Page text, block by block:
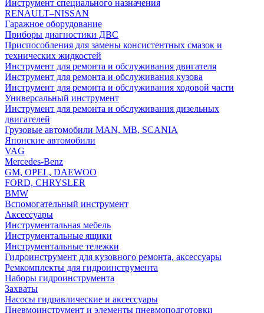
Инструмент специального назначения
RENAULT–NISSAN
Гаражное оборудование
Приборы диагностики ДВС
Приспособления для замены консистентных смазок и
технических жидкостей
Инструмент для ремонта и обслуживания двигателя
Инструмент для ремонта и обслуживания кузова
Инструмент для ремонта и обслуживания ходовой части
Универсальный инструмент
Инструмент для ремонта и обслуживания дизельных
двигателей
Грузовые автомобили MAN, MB, SCANIA
Японские автомобили
VAG
Mercedes-Benz
GM, OPEL, DAEWOO
FORD, CHRYSLER
BMW
Вспомогательный инструмент
Аксессуары
Инструментальная мебель
Инструментальные ящики
Инструментальные тележки
Гидроинструмент для кузовного ремонта, аксессуары
Ремкомплекты для гидроинструмента
Наборы гидроинструмента
Захваты
Насосы гидравлические и аксессуары
Пневмоинструмент и элементы пневмоподготовки